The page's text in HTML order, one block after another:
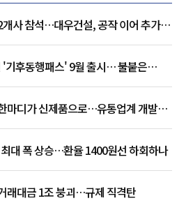
개사 참석…대우건설, 공작 이어 추가
'기후동행패스' 9월 출시… 불붙은
마디가 신제품으로…유통업계 개발실
대 폭 상승…환율 1400원선 하회하나
래대금 1조 붕괴…규제 직격탄